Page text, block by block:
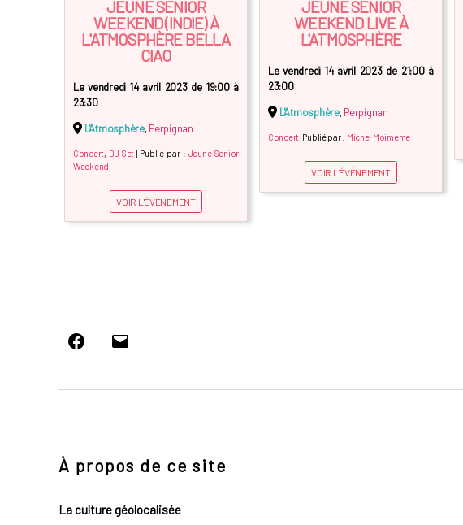
JEUNE SENIOR
WEEKEND (INDIE) À
L'ATMOSPHÈRE BELLA
CIAO
Le vendredi 14 avril 2023 de 19:00 à
23:30
L'Atmosphère,Perpignan
Concert, DJ Set | Publié par : Jeune Senior
Weekend
VOIR L'ÉVÉNEMENT
JEUNE SENIOR
WEEKEND LIVE À
L'ATMOSPHÈRE
Le vendredi 14 avril 2023 de 21:00 à
23:00
L'Atmosphère,Perpignan
Concert| Publié par : Michel Moimeme
VOIR L'ÉVÉNEMENT
Facebook
E-
mail
À propos de ce site
La culture géolocalisée